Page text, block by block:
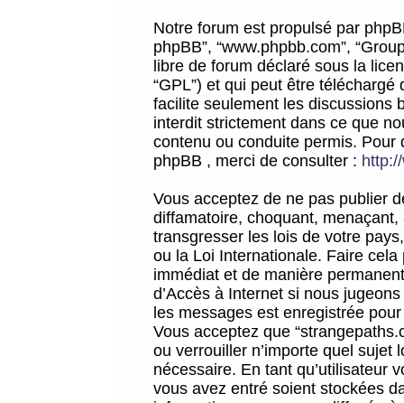
Notre forum est propulsé par
phpBB”, “www.phpbb.com”,
libre de forum déclaré sous la
“GPL”) et qui peut être téléchargé
facilite seulement les discussions
interdit strictement dans ce que
contenu ou conduite permis.
phpBB , merci de consulter :
Vous acceptez de ne pas publier
diffamatoire, choquant,
transgresser les lois de votre
ou la Loi Internationale. Faire
immédiat et de manière
d’Accès à Internet si nous
les messages est enregistrée
Vous acceptez que
ou verrouiller n’importe quel sujet
nécessaire. En tant qu’utilisateur
vous avez entré soient stockées